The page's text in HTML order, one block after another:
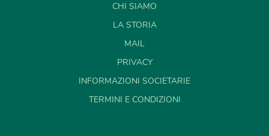
CHI SIAMO
LA STORIA
MAIL
PRIVACY
INFORMAZIONI SOCIETARIE
TERMINI E CONDIZIONI